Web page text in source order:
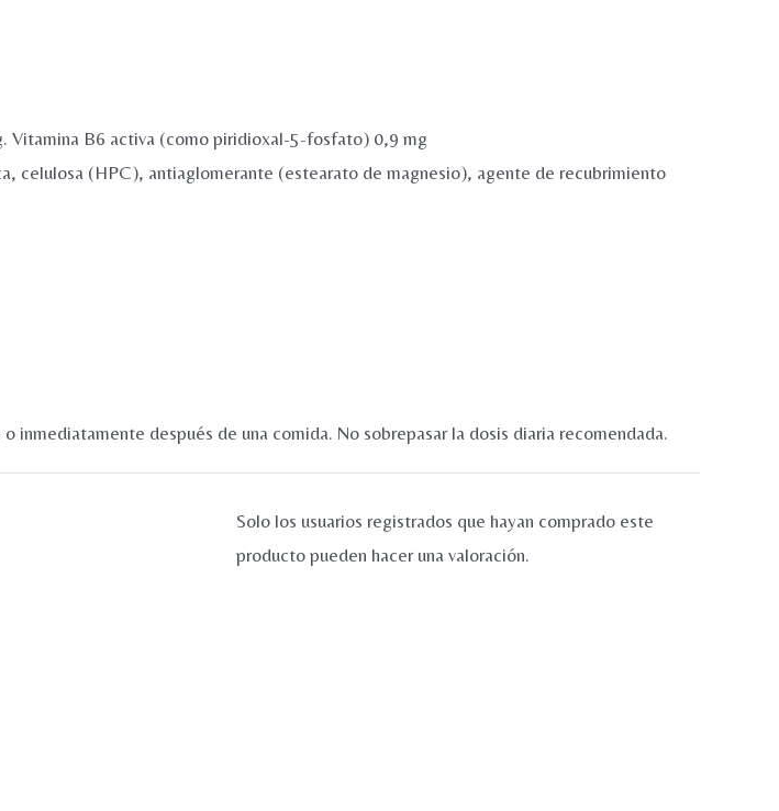
B6 activa (como piridioxal-5-fosfato) 0,9 mg
celulosa (HPC), antiaglomerante (estearato de magnesio), agente de recubrimiento
después de una comida. No sobrepasar la dosis diaria recomendada.
Solo los usuarios registrados que hayan comprado este
producto pueden hacer una valoración.